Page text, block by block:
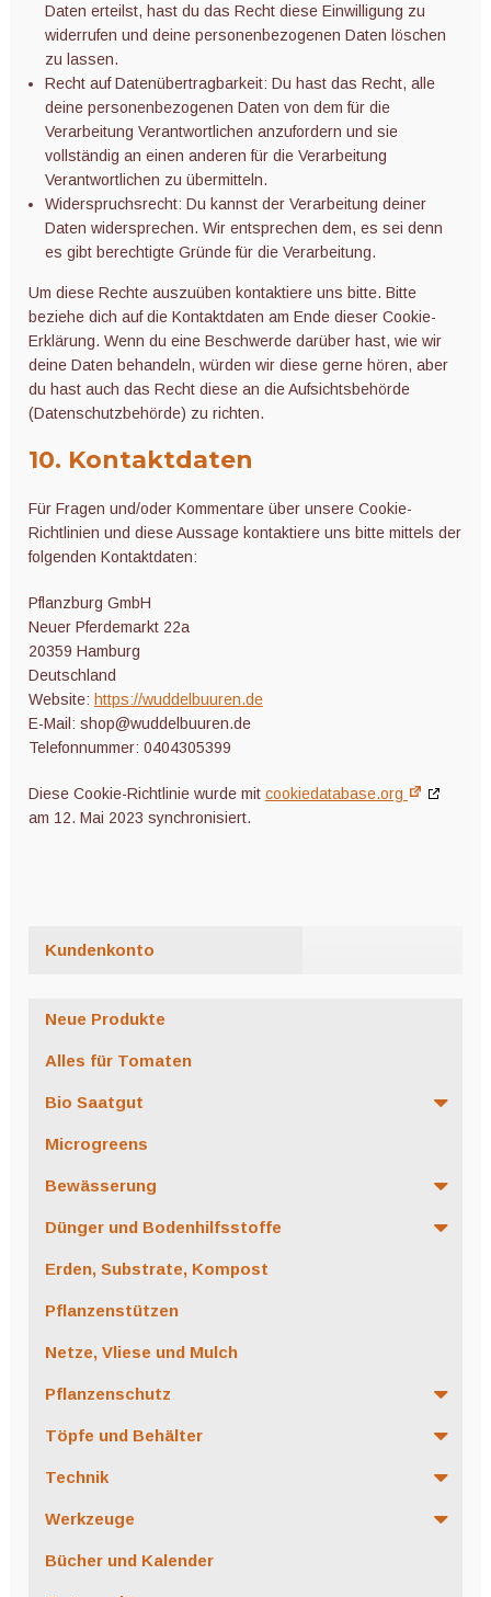
Daten erteilst, hast du das Recht diese Einwilligung zu
widerrufen und deine personenbezogenen Daten löschen
zu lassen.
Recht auf Datenübertragbarkeit: Du hast das Recht, alle
deine personenbezogenen Daten von dem für die
Verarbeitung Verantwortlichen anzufordern und sie
vollständig an einen anderen für die Verarbeitung
Verantwortlichen zu übermitteln.
Widerspruchsrecht: Du kannst der Verarbeitung deiner
Daten widersprechen. Wir entsprechen dem, es sei denn
es gibt berechtigte Gründe für die Verarbeitung.
Um diese Rechte auszuüben kontaktiere uns bitte. Bitte
beziehe dich auf die Kontaktdaten am Ende dieser Cookie-
Erklärung. Wenn du eine Beschwerde darüber hast, wie wir
deine Daten behandeln, würden wir diese gerne hören, aber
du hast auch das Recht diese an die Aufsichtsbehörde
(Datenschutzbehörde) zu richten.
10. Kontaktdaten
Für Fragen und/oder Kommentare über unsere Cookie-
Richtlinien und diese Aussage kontaktiere uns bitte mittels der
folgenden Kontaktdaten:
Pflanzburg GmbH
Neuer Pferdemarkt 22a
20359 Hamburg
Deutschland
Website: https://wuddelbuuren.de
E-Mail: shop@wuddelbuuren.de
Telefonnummer: 0404305399
Diese Cookie-Richtlinie wurde mit cookiedatabase.org
am 12. Mai 2023 synchronisiert.
Kundenkonto
Neue Produkte
Alles für Tomaten
Bio Saatgut
Microgreens
Bewässerung
Dünger und Bodenhilfsstoffe
Erden, Substrate, Kompost
Pflanzenstützen
Netze, Vliese und Mulch
Pflanzenschutz
Töpfe und Behälter
Technik
Werkzeuge
Bücher und Kalender